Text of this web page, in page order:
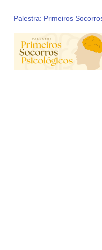
Palestra: Primeiros